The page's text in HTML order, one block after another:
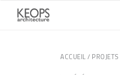
ACCUEIL / PROJETS